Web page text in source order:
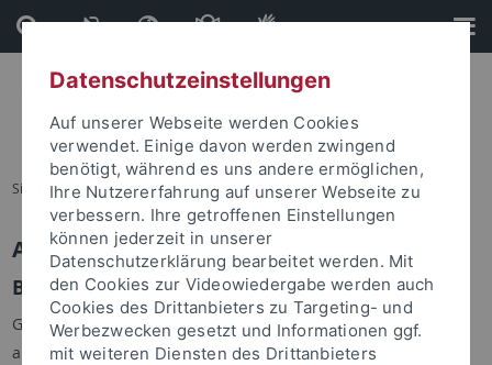
Direkt
zum
Inhalt
Direkt
zur
Fußleiste
Sie sind hier: Startseite
Anmelden
Benutzeranmeldung
Geben Sie Ihren Benutzernamen und Ihr Passwort an um sich
anzumelden:
Datenschutzeinstellungen
Auf unserer Webseite werden Cookies
verwendet. Einige davon werden zwingend
benötigt, während es uns andere ermöglichen,
Ihre Nutzererfahrung auf unserer Webseite zu
verbessern. Ihre getroffenen Einstellungen
können jederzeit in unserer
Datenschutzerklärung bearbeitet werden. Mit
den Cookies zur Videowiedergabe werden auch
Cookies des Drittanbieters zu Targeting- und
Werbezwecken gesetzt und Informationen ggf.
mit weiteren Diensten des Drittanbieters